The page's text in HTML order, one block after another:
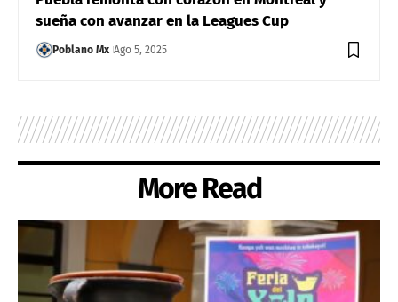
sueña con avanzar en la Leagues Cup
Poblano Mx Ago 5, 2025
More Read